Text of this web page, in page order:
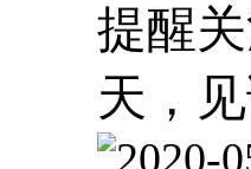
提醒
天，见